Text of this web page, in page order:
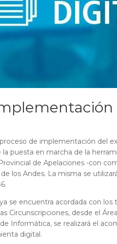
de implementación del
puesta en marcha de la
de Apelaciones -con
los Andes. La misma se
se encuentra acordada con
Circunscripciones, desde el
Informática, se realizará el
digital.